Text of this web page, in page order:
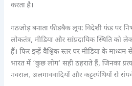
करता है।
गठजोड़ बनाता फीडबैक लूप: विदेशी फंड पर
लोकतंत्र, मीडिया और सांप्रदायिक स्थिति को
हैं। फिर इन्हें वैश्विक स्तर पर मीडिया के
भारत में ‘कुछ लोग’ सही ठहराते हैं, जिनका
नक्सल, अलगाववादियों और कट्टरपंथियों से